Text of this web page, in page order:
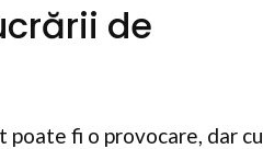
de
poate fi o provocare, dar cu